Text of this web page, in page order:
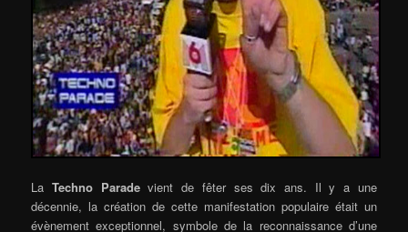
La Techno Paradevient de fêter ses dix ans. Il y a une
décennie, la création de cette manifestation populaire était un
évènement exceptionnel, symbole de la reconnaissance d’une